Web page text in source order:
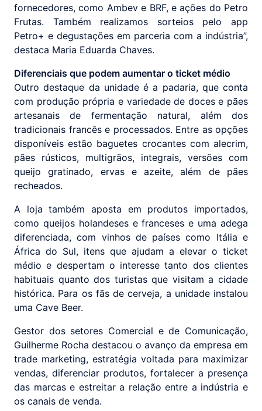
fornecedores, como Ambev e BRF, e ações do Petro
Frutas. Também realizamos sorteios pelo app
Petro+ e degustações em parceria com a indústria”,
destaca Maria Eduarda Chaves.
Diferenciais que podem aumentar o ticket médio
Outro destaque da unidade é a padaria, que conta
com produção própria e variedade de doces e pães
artesanais de fermentação natural, além dos
tradicionais francês e processados. Entre as opções
disponíveis estão baguetes crocantes com alecrim,
pães rústicos, multigrãos, integrais, versões com
queijo gratinado, ervas e azeite, além de pães
recheados.
A loja também aposta em produtos importados,
como queijos holandeses e franceses e uma adega
diferenciada, com vinhos de países como Itália e
África do Sul, itens que ajudam a elevar o ticket
médio e despertam o interesse tanto dos clientes
habituais quanto dos turistas que visitam a cidade
histórica. Para os fãs de cerveja, a unidade instalou
uma Cave Beer.
Gestor dos setores Comercial e de Comunicação,
Guilherme Rocha destacou o avanço da empresa em
trade marketing, estratégia voltada para maximizar
vendas, diferenciar produtos, fortalecer a presença
das marcas e estreitar a relação entre a indústria e
os canais de venda.